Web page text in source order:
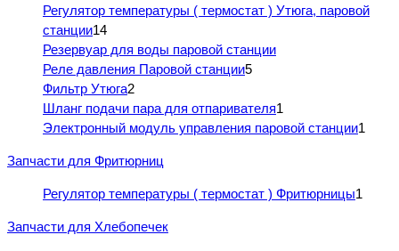
Регулятор температуры ( термостат ) Утюга, паровой
станции14
Резервуар для воды паровой станции
Реле давления Паровой станции5
Фильтр Утюга2
Шланг подачи пара для отпаривателя1
Электронный модуль управления паровой станции1
Запчасти для Фритюрниц
Регулятор температуры ( термостат ) Фритюрницы1
Запчасти для Хлебопечек